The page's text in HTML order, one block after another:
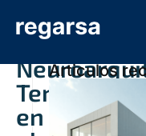
Tendencias
en
Articulos